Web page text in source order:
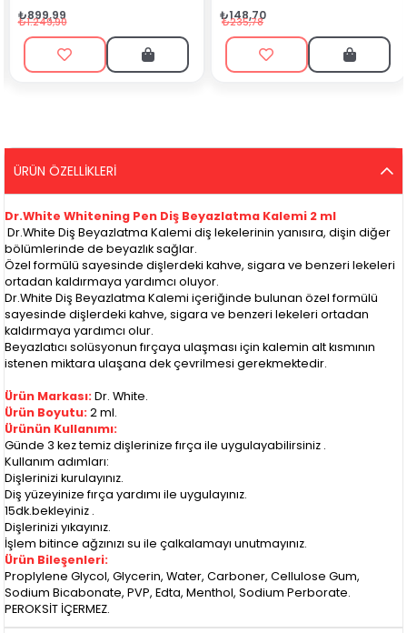
ÜRÜN ÖZELLIKLERI
Dr.White Whitening Pen Diş Beyazlatma Kalemi 2 ml
Dr.White Diş Beyazlatma Kalemi diş lekelerinin yanısıra, dişin diğer
bölümlerinde de beyazlık sağlar.
Özel formülü sayesinde dişlerdeki kahve, sigara ve benzeri lekeleri
ortadan kaldırmaya yardımcı oluyor.
Dr.White Diş Beyazlatma Kalemi içeriğinde bulunan özel formülü
sayesinde dişlerdeki kahve, sigara ve benzeri lekeleri ortadan
kaldırmaya yardımcı olur.
Beyazlatıcı solüsyonun fırçaya ulaşması için kalemin alt kısmının
istenen miktara ulaşana dek çevrilmesi gerekmektedir.
Ürün Markası: Dr. White.
Ürün Boyutu: 2 ml.
Ürünün Kullanımı:
Günde 3 kez temiz dişlerinize fırça ile uygulayabilirsiniz .
Kullanım adımları:
Dişlerinizi kurulayınız.
Diş yüzeyinize fırça yardımı ile uygulayınız.
15dk.bekleyiniz .
Dişlerinizi yıkayınız.
İşlem bitince ağzınızı su ile çalkalamayı unutmayınız.
Ürün Bileşenleri:
Proplylene Glycol, Glycerin, Water, Carboner, Cellulose Gum,
Sodium Bicabonate, PVP, Edta, Menthol, Sodium Perborate.
PEROKSİT İÇERMEZ.